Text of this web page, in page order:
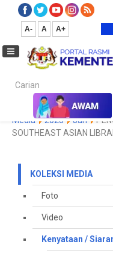
A- A A+
Carian...
Laman Utama Media
Media
2025 Jun
SOUTHEAST ASIAN
KOLEKSI MEDIA
Foto
Video
Kenyataan /